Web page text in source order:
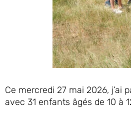
Ce mercredi 27 mai 2026,
avec 31 enfants âgés de 10 à